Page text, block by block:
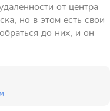
от центра
но в этом есть свои
до них, и он